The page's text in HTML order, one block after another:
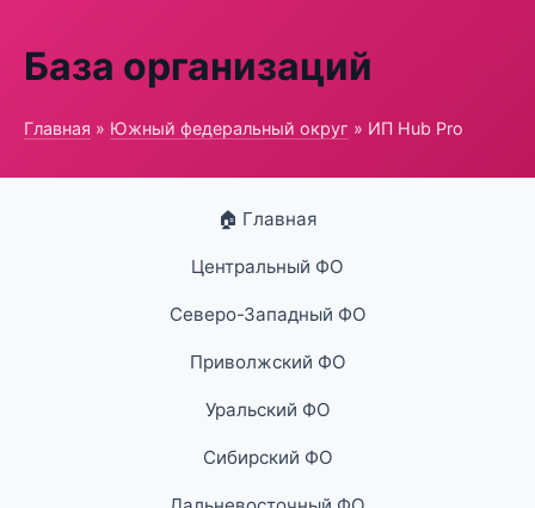
База организаций
Главная » Южный федеральный округ » ИП Hub Pro
🏠 Главная
Центральный ФО
Северо-Западный ФО
Приволжский ФО
Уральский ФО
Сибирский ФО